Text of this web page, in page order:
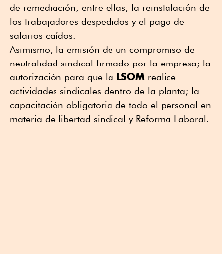
de remediación, entre ellas, la reinstalación de
los trabajadores despedidos y el pago de
salarios caídos.
Asimismo, la emisión de un compromiso de
neutralidad sindical firmado por la empresa; la
autorización para que la LSOM realice
actividades sindicales dentro de la planta; la
capacitación obligatoria de todo el personal en
materia de libertad sindical y Reforma Laboral.